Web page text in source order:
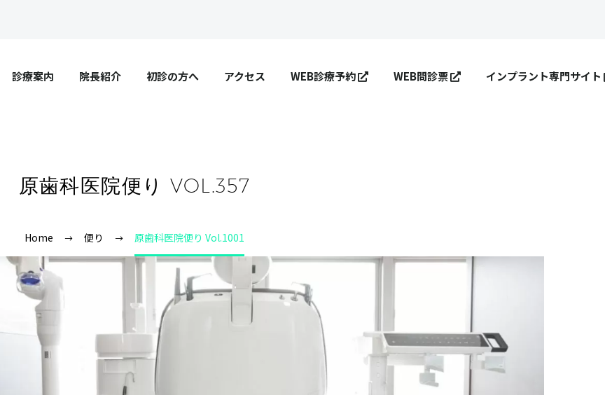
診療案内 院長紹介 初診の方へ アクセス WEB診療予約 WEB問診票 インプラント専門サイト
原歯科医院便り VOL.357
Home 便り 原歯科医院便り Vol.1001